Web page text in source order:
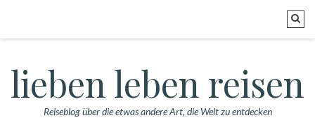
lieben leben reisen
Reiseblog über die etwas andere Art, die Welt zu entdecken